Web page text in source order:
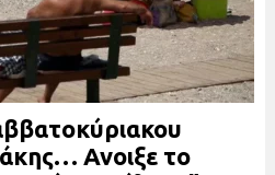
Ανοιξε το